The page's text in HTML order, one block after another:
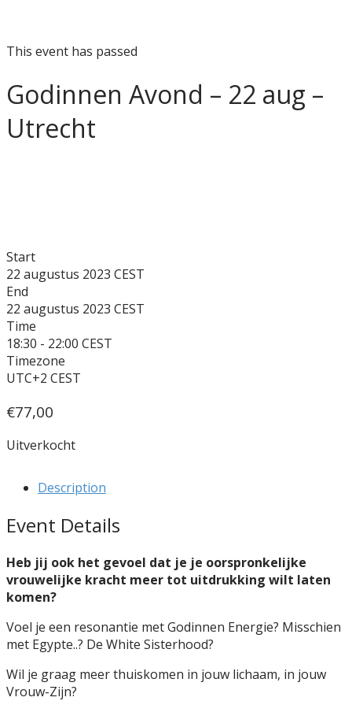
This event has passed
Godinnen Avond – 22 aug –
Utrecht
Start
22 augustus 2023
End
22 augustus 2023
Time
18:30 - 22:00
Timezone
UTC+2
€77,00
Uitverkocht
Description
Event Details
Heb jij ook het gevoel dat je je oorspronkelijke
vrouwelijke kracht meer tot uitdrukking wilt laten
komen?
Voel je een resonantie met Godinnen Energie? Misschien
met Egypte..? De White Sisterhood?
Wil je graag meer thuiskomen in jouw lichaam, in jouw
Vrouw-Zijn?